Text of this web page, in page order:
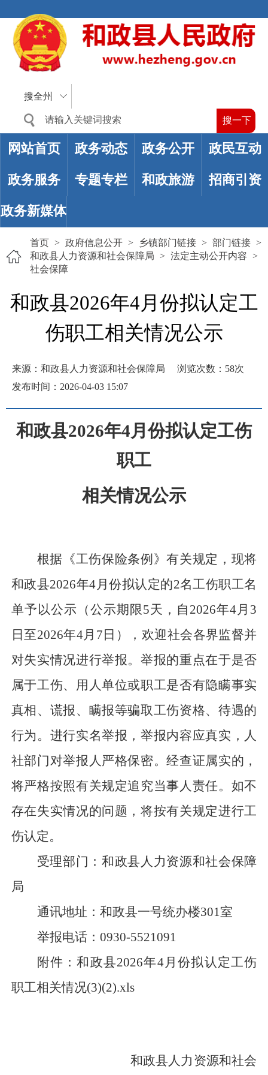
搜全州
网站首页 政务动态 政务公开 政民互动
政务服务 专题专栏 和政旅游 招商引资
政务新媒体
首页 > 政府信息公开 > 乡镇部门链接 > 部门链接 >
和政县人力资源和社会保障局 > 法定主动公开内容 >
社会保障
和政县2026年4月份拟认定工
伤职工相关情况公示
来源：和政县人力资源和社会保障局 浏览次数： 58次
发布时间：2026-04-03 15:07
和政县2026年4月份拟认定工伤
职工
相关情况公示
根据《工伤保险条例》有关规定，现将
和政县2026年4 月份拟认定的2名工伤职工名
单予以公示（公示期限5天，自 2026年4 月 3
日至2026年4月 7 日），欢迎社会各界监督并
对失实情况进行举报。举报的重点在于是否
属于工伤、用人单位或职工是否有隐瞒事实
真相、谎报、瞒报等骗取工伤资格、待遇的
行为。进行实名举报，举报内容应真实，人
社部门对举报人严格保密。经查证属实的，
将严格按照有关规定追究当事人责任。如不
存在失实情况的问题，将按有关规定进行工
伤认定。
受理部门： 和政县人力资源和社会保障
局
通讯地址： 和政县一号统办楼301室
举报电话： 0930-5521091
附件：和政县2026年4月份拟认定工伤
职工相关情况(3)(2).xls
和政县 人力资源和社会